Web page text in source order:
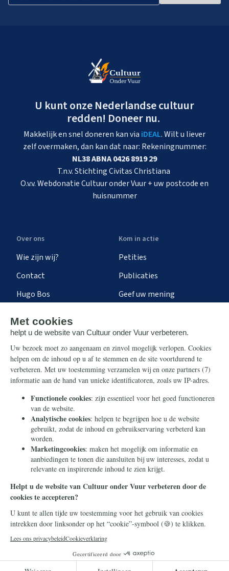
U kunt onze Nederlandse cultuur
redden! Doneer nu.
Makkelijk en snel doneren kan via iDEAL. Wilt u liever
zelf overmaken, dan kan dat naar: Rekeningnummer:
NL38 ABNA 0426 8919 29
T.n.v. Stichting Civitas Christiana
O.v.v. Webdonatie Cultuur onder Vuur + uw postcode en
huisnummer
Over ons
Wie zijn wij?
Contact
Hugo Bos
Kom in actie
Petities
Publicaties
Geef uw mening
Steun ons
Nieuwsbrief
Eenmalig
Maandelijks
Periodiek
Nalaten
Zelf overschrijven
Info
Contact
Ontvang onze Telegram-
berichten
© 2026 Stichting Civitas Christiana
Cookieverklaring
Privacy